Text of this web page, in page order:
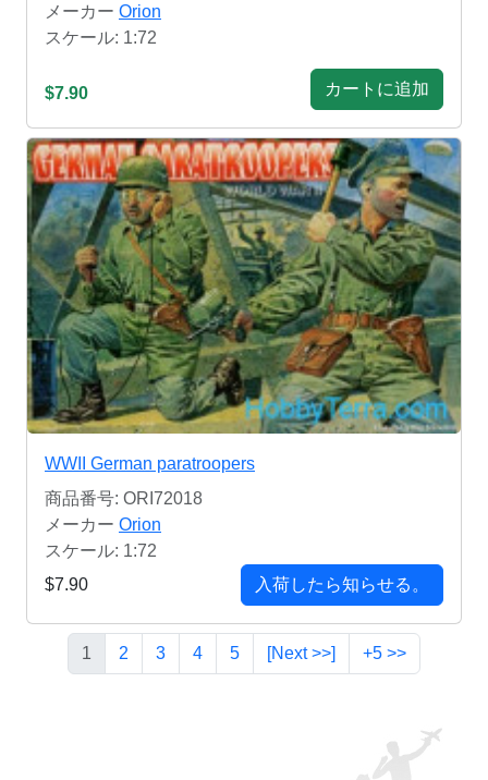
メーカー Orion
スケール: 1:72
$7.90 カートに追加
WWII German paratroopers
商品番号: ORI72018
メーカー Orion
スケール: 1:72
$7.90
入荷したら知らせる。
1 2 3 4 5 [Next >>] +5 >>